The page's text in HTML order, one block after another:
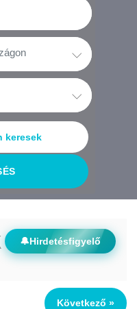
keresek
🔔Hirdetésfigyelő
Következő »